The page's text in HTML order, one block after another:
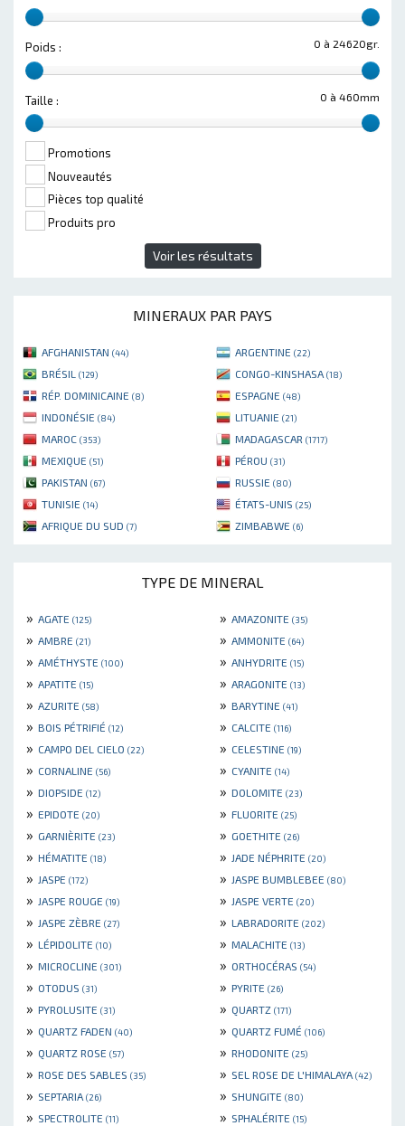
0 à 24620gr.
Poids :
0 à 460mm
Taille :
Promotions
Nouveautés
Pièces top qualité
Produits pro
Voir les résultats
MINERAUX PAR PAYS
AFGHANISTAN (44) ARGENTINE (22)
BRÉSIL (129) CONGO-KINSHASA (18)
RÉP. DOMINICAINE (8) ESPAGNE (48)
INDONÉSIE (84) LITUANIE (21)
MAROC (353) MADAGASCAR (1717)
MEXIQUE (51) PÉROU (31)
PAKISTAN (67) RUSSIE (80)
TUNISIE (14) ÉTATS-UNIS (25)
AFRIQUE DU SUD (7) ZIMBABWE (6)
TYPE DE MINERAL
» AGATE (125) » AMAZONITE (35)
» AMBRE (21) » AMMONITE (64)
» AMÉTHYSTE (100) » ANHYDRITE (15)
» APATITE (15) » ARAGONITE (13)
» AZURITE (58) » BARYTINE (41)
» BOIS PÉTRIFIÉ (12) » CALCITE (116)
» CAMPO DEL CIELO (22) » CELESTINE (19)
» CORNALINE (56) » CYANITE (14)
» DIOPSIDE (12) » DOLOMITE (23)
» EPIDOTE (20) » FLUORITE (25)
» GARNIÈRITE (23) » GOETHITE (26)
» HÉMATITE (18) » JADE NÉPHRITE (20)
» JASPE (172) » JASPE BUMBLEBEE (80)
» JASPE ROUGE (19) » JASPE VERTE (20)
» JASPE ZÈBRE (27) » LABRADORITE (202)
» LÉPIDOLITE (10) » MALACHITE (13)
» MICROCLINE (301) » ORTHOCÉRAS (54)
» OTODUS (31) » PYRITE (26)
» PYROLUSITE (31) » QUARTZ (171)
» QUARTZ FADEN (40) » QUARTZ FUMÉ (106)
» QUARTZ ROSE (57) » RHODONITE (25)
» ROSE DES SABLES (35) » SEL ROSE DE L'HIMALAYA (42)
» SEPTARIA (26) » SHUNGITE (80)
» SPECTROLITE (11) » SPHALÉRITE (15)